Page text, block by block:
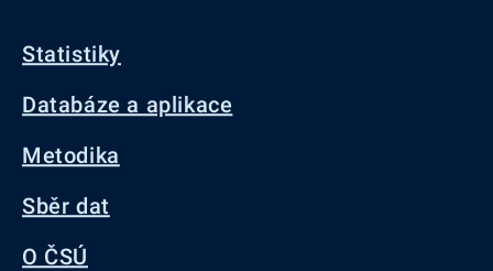
Statistiky
Databáze a aplikace
Metodika
Sběr dat
O ČSÚ